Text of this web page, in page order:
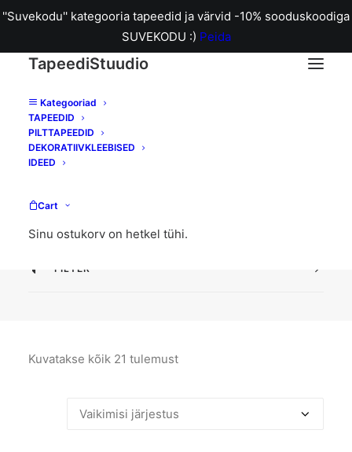
''Suvekodu'' kategooria tapeedid ja värvid -10% sooduskoodiga
SUVEKODU :) Peida
TapeediStuudio
Kategooriad
TAPEEDID
PILTTAPEEDID
DEKORATIIVKLEEBISED
IDEED
Cart
Sinu ostukorv on hetkel tühi.
FILTER
Kuvatakse kõik 21 tulemust